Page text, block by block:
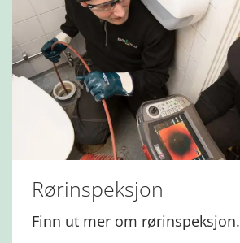
Rørinspeksjon
Finn ut mer om rørinspeksjon.